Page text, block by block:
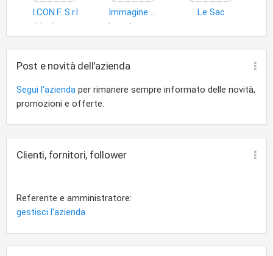
I.CON.F. S.r.l
Immagine Casa di Ezecchia Vincenza
Le Sac
Post e novità dell'azienda
Segui l'azienda per rimanere sempre informato delle novità,
promozioni e offerte.
Clienti, fornitori, follower
Referente e amministratore:
gestisci l'azienda